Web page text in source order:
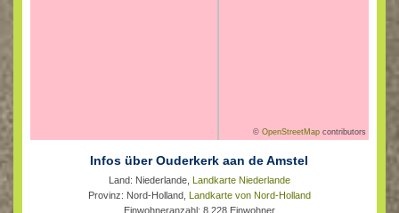
©OpenStreetMap contributors
Infos über Ouderkerk aan de Amstel
Land: Niederlande, Landkarte Niederlande
Provinz: Nord-Holland, Landkarte von Nord-Holland
Einwohneranzahl: 8.228 Einwohner